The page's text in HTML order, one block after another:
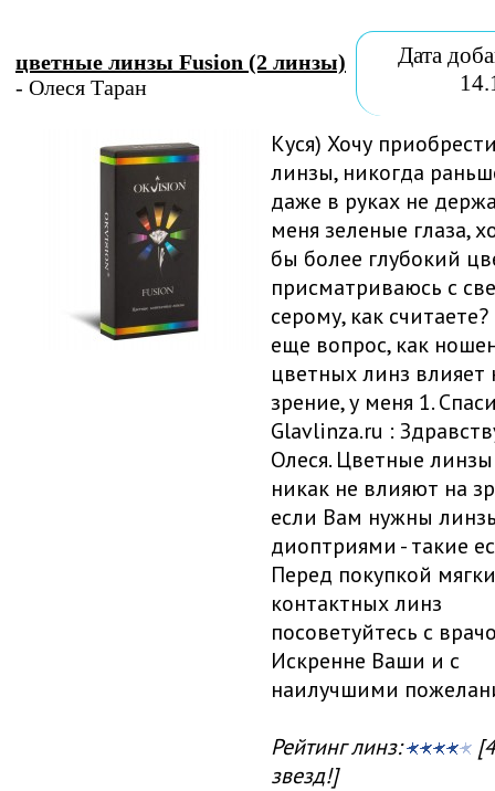
цветные линзы Fusion (2 линзы)
- Олеся Таран
Дата
Куся) Хочу
линзы, никогда
даже в руках не
меня зеленые глаза,
бы более глубокий
присматриваюсь с
серому, как
еще вопрос, как
цветных линз влияет
зрение, у меня 1.
Glavlinza.ru :
Олеся. Цветные линзы
никак не влияют на
если Вам нужны
диоптриями - такие
Перед покупкой
контактных линз
посоветуйтесь с
Искренне Ваши и с
наилучшими
Рейтинг линз:
звезд!]